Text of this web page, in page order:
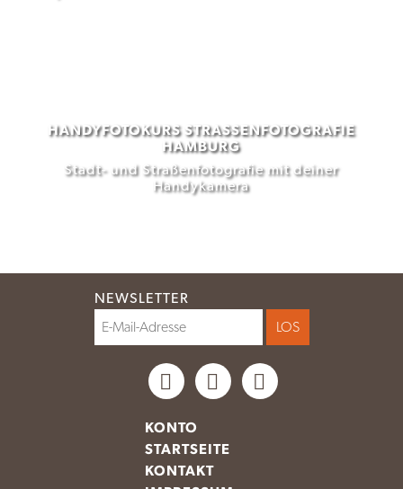
HANDYFOTOKURS STRASSENFOTOGRAFIE H
AMBURG
Stadt- und Straßenfotografie mit deiner
Handykamera
NEWSLETTER
KONTO
STARTSEITE
KONTAKT